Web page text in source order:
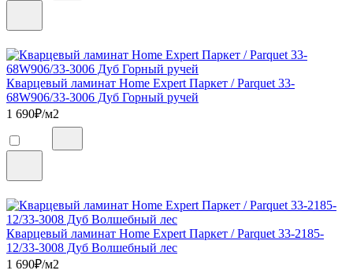
Кварцевый ламинат Home Expert Паркет / Parquet 33-
68W906/33-3006 Дуб Горный ручей
1 690₽/м2
Кварцевый ламинат Home Expert Паркет / Parquet 33-2185-
12/33-3008 Дуб Волшебный лес
1 690₽/м2